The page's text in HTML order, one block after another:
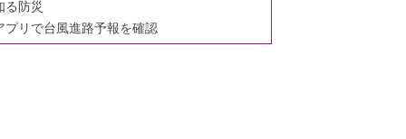
る防災
プリで台風進路予報を確認